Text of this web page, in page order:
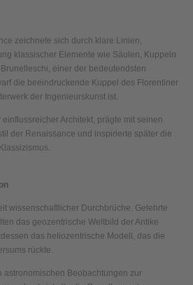
zeichnete sich durch klare Linien,
klassischer Elemente wie Säulen, Kuppeln
einer der bedeutendsten
die beeindruckende Kuppel des Florentiner
der Ingenieurskunst ist.
Architekt, prägte mit seinen
der Renaissance und inspirierte später die
wissenschaftlicher Durchbrüche. Gelehrte
das geozentrische Weltbild der Antike
das heliozentrische Modell, das die
rückte.
astronomischen Beobachtungen zur